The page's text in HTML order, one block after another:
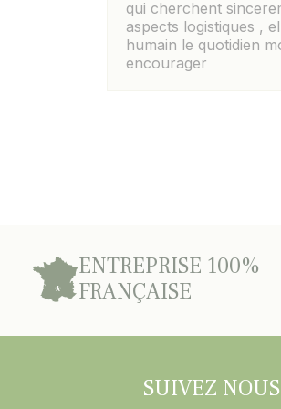
qui cherchent
aspects logistiques ,
humain le quotidien
encourager
ENTREPRISE 100%
FRANÇAISE
SUIVEZ